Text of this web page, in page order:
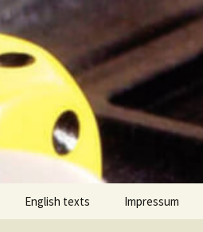
English texts Impressum